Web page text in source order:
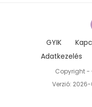
GYIK
Adatkezelés
Copyright -
Verzió: